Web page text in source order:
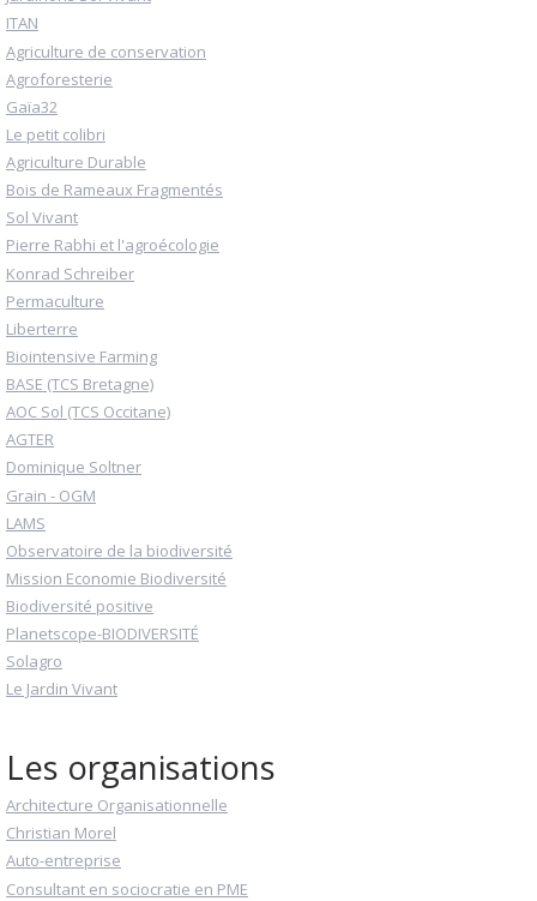
ITAN
Agriculture de conservation
Agroforesterie
Gaïa32
Le petit colibri
Agriculture Durable
Bois de Rameaux Fragmentés
Sol Vivant
Pierre Rabhi et l'agroécologie
Konrad Schreiber
Permaculture
Liberterre
Biointensive Farming
BASE (TCS Bretagne)
AOC Sol (TCS Occitane)
AGTER
Dominique Soltner
Grain - OGM
LAMS
Observatoire de la biodiversité
Mission Economie Biodiversité
Biodiversité positive
Planetscope-BIODIVERSITÉ
Solagro
Le Jardin Vivant
Les organisations
Architecture Organisationnelle
Christian Morel
Auto-entreprise
Consultant en sociocratie en PME